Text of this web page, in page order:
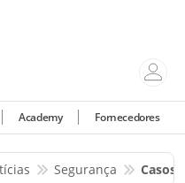
Academy Fornecedores
Segurança Casos